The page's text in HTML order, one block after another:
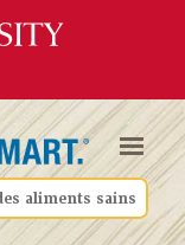
aliments sains